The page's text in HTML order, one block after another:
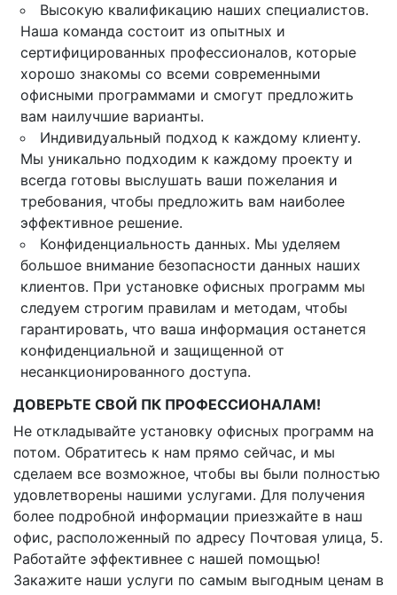
Высокую квалификацию наших специалистов.
Наша команда состоит из опытных и
сертифицированных профессионалов, которые
хорошо знакомы со всеми современными
офисными программами и смогут предложить
вам наилучшие варианты.
Индивидуальный подход к каждому клиенту.
Мы уникально подходим к каждому проекту и
всегда готовы выслушать ваши пожелания и
требования, чтобы предложить вам наиболее
эффективное решение.
Конфиденциальность данных. Мы уделяем
большое внимание безопасности данных наших
клиентов. При установке офисных программ мы
следуем строгим правилам и методам, чтобы
гарантировать, что ваша информация останется
конфиденциальной и защищенной от
несанкционированного доступа.
ДОВЕРЬТЕ СВОЙ ПК ПРОФЕССИОНАЛАМ!
Не откладывайте установку офисных программ на
потом. Обратитесь к нам прямо сейчас, и мы
сделаем все возможное, чтобы вы были полностью
удовлетворены нашими услугами. Для получения
более подробной информации приезжайте в наш
офис, расположенный по адресу Почтовая улица, 5.
Работайте эффективнее с нашей помощью!
Закажите наши услуги по самым выгодным ценам в